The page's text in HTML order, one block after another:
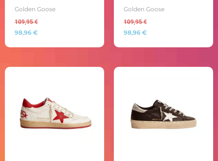
Golden Goose
109,95€
98,96 €
Golden Goose
109,95€
98,96 €